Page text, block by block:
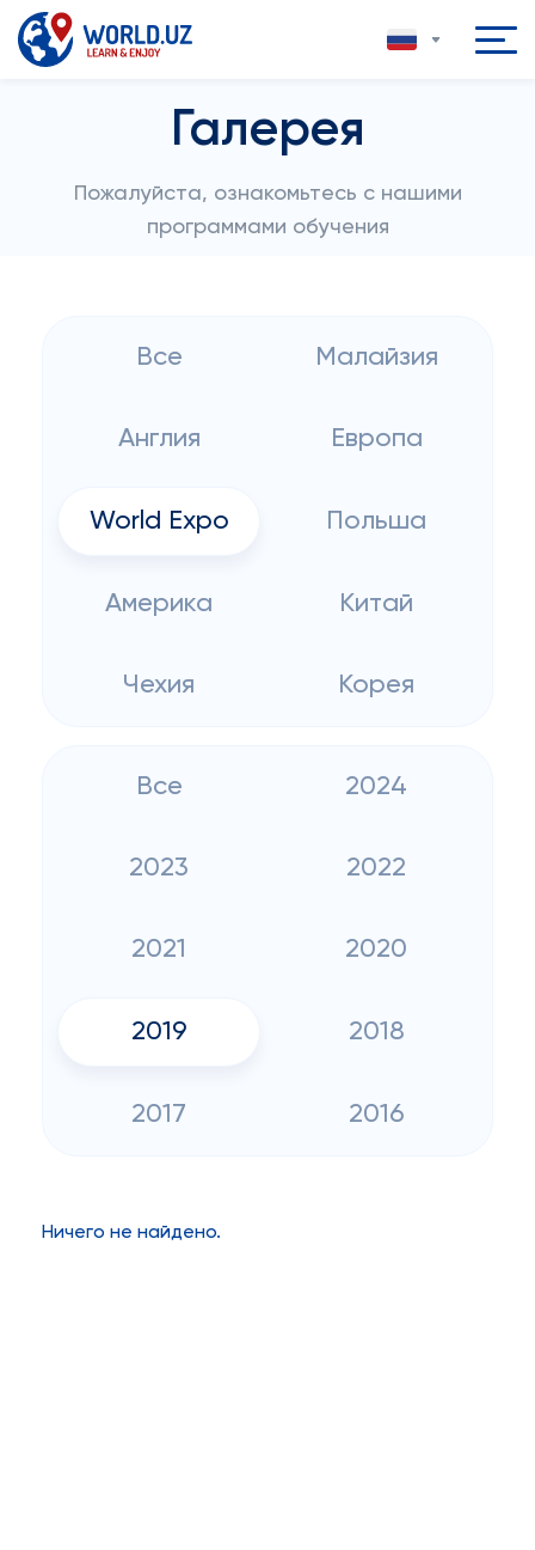
Галерея
Пожалуйста, ознакомьтесь с нашими
программами обучения
Все Малайзия
Англия Европа
World Expo Польша
Америка Китай
Чехия Корея
Все 2024
2023 2022
2021 2020
2019 2018
2017 2016
Ничего не найдено.